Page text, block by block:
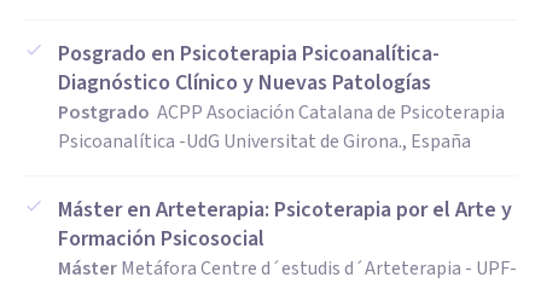
trabajo desde el Arteterapia, consiguiendo avances muy
considerables.
Posgrado en Psicoterapia Psicoanalítica-
Diagnóstico Clínico y Nuevas Patologías
Postgrado ACPP Asociación Catalana de Psicoterapia
Psicoanalítica -UdG Universitat de Girona., España
Máster en Arteterapia: Psicoterapia por el Arte y
Formación Psicosocial
MásterMetáfora Centre d´estudis d´Arteterapia - UPF-